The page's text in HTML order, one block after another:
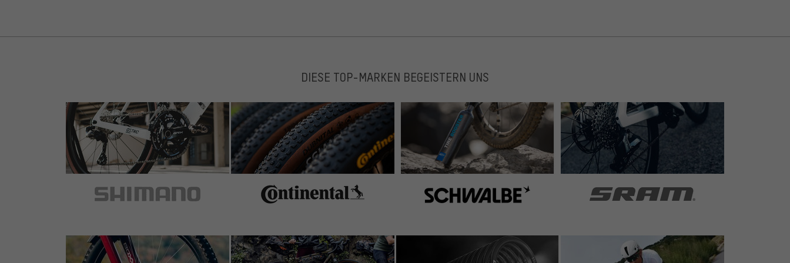
DIESE TOP-MARKEN BEGEISTERN UNS